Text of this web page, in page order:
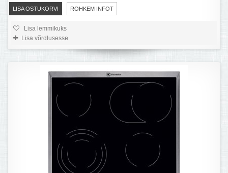
LISA OSTUKORVI ROHKEM INFOT
Lisa lemmikuks
Lisa võrdlusesse